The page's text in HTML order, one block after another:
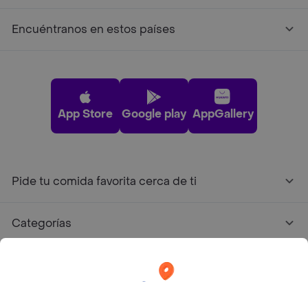
Encuéntranos en estos países
App Store Google play AppGallery
Pide tu comida favorita cerca de ti
Categorías